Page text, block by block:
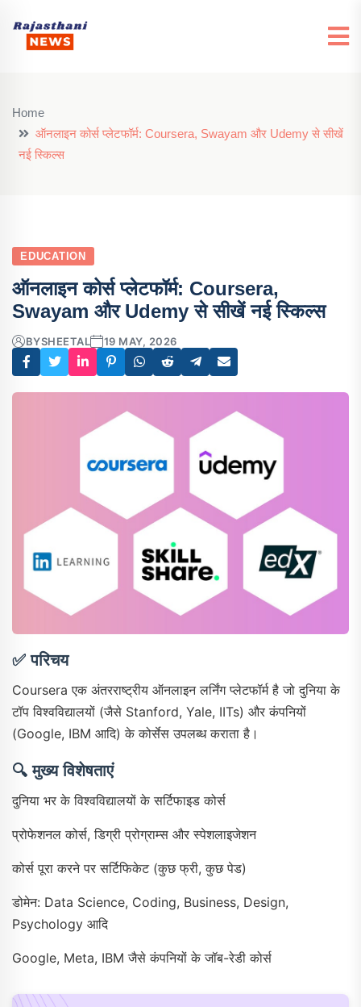
Home
ऑनलाइन कोर्स प्लेटफॉर्म: Coursera, Swayam और Udemy से सीखें
नई स्किल्स
EDUCATION
ऑनलाइन कोर्स प्लेटफॉर्म: Coursera,
Swayam और Udemy से सीखें नई स्किल्स
BYSHEETAL 19 MAY, 2026
✅परिचय
Coursera एक अंतरराष्ट्रीय ऑनलाइन लर्निंग प्लेटफॉर्म है जो दुनिया के
टॉप विश्वविद्यालयों (जैसे Stanford, Yale, IITs) और कंपनियों
(Google, IBM आदि) के कोर्सेस उपलब्ध कराता है।
🔍मुख्य विशेषताएं
दुनिया भर के विश्वविद्यालयों के सर्टिफाइड कोर्स
प्रोफेशनल कोर्स, डिग्री प्रोग्राम्स और स्पेशलाइजेशन
कोर्स पूरा करने पर सर्टिफिकेट (कुछ फ्री, कुछ पेड)
डोमेन: Data Science, Coding, Business, Design,
Psychology आदि
Google, Meta, IBM जैसे कंपनियों के जॉब-रेडी कोर्स